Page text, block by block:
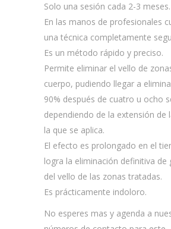
Solo una sesión cada 2-3 meses.
En las manos de profesionales
una técnica completamente
Es un método rápido y preciso.​
Permite eliminar el vello de
cuerpo, pudiendo llegar a
90% después de cuatro u ocho
dependiendo de la extensión de
la que se aplica.​
El efecto es prolongado en el
logra la eliminación definitiva de
del vello de las zonas tratadas.​
Es prácticamente indoloro.
No esperes mas y agenda a